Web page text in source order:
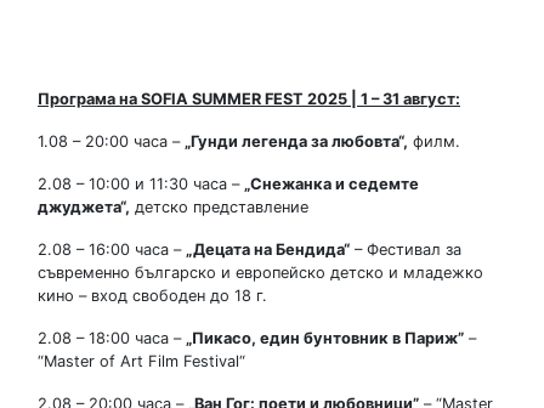
Програма на SOFIA SUMMER FEST 2025 | 1 – 31 август:
1.08 – 20:00 часа – „Гунди легенда за любовта“, филм.
2.08 – 10:00 и 11:30 часа – „Снежанка и седемте
джуджета“, детско представление
2.08 – 16:00 часа – „Децата на Бендида“ – Фестивал за
съвременно българско и европейско детско и младежко
кино – вход свободен до 18 г.
2.08 – 18:00 часа – „Пикасо, един бунтовник в Париж” –
“Master of Art Film Festival“
2.08 – 20:00 часа – „Ван Гог: поети и любовници” – “Master